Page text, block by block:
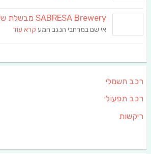
SABRESA Brewery מבשלת שיכר | מבשלת בירה
אי שם במרחבי הנגב המע קרא עוד
רכב חשמלי
רכב תפעולי
ריקשות